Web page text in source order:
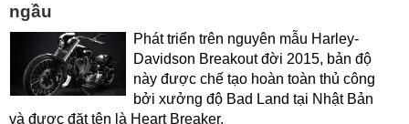
ngầu
Phát triển trên nguyên mẫu Harley-
Davidson Breakout đời 2015, bản độ
này được chế tạo hoàn toàn thủ công
bởi xưởng độ Bad Land tại Nhật Bản
và được đặt tên là Heart Breaker.